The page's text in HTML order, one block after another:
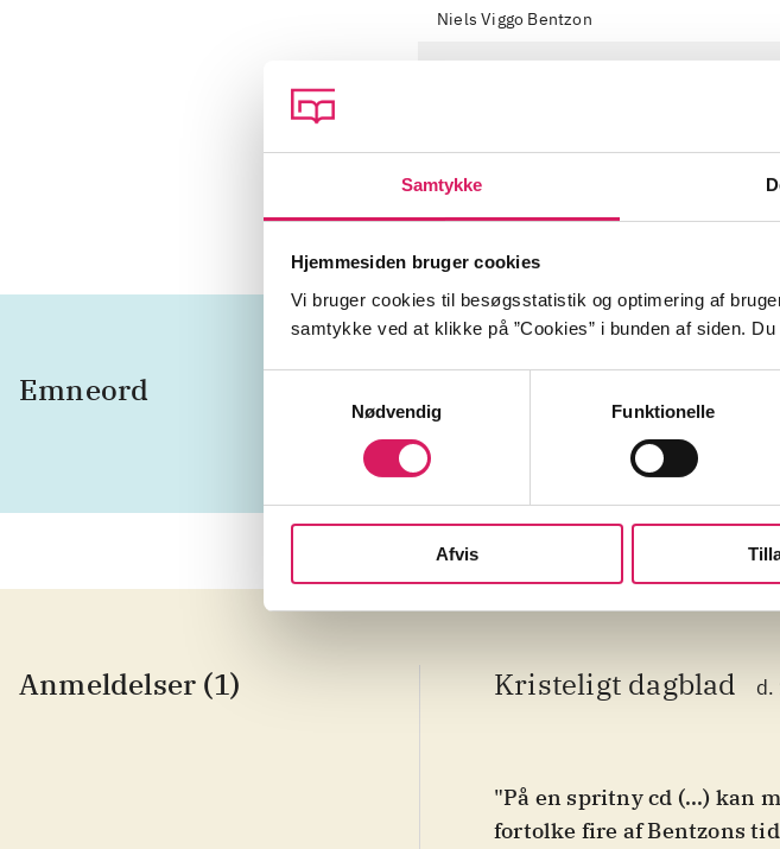
Samtykke
Hjemmesiden bruger cookies
Vi bruger cookies til besøgsstatistik og optimering af
samtykke ved at klikke på ”Cookies” i bunden af siden.
Nødvendig
Funktionelle
Afvis
Niels Viggo Bentzon
Toccata for klaver, opus 10
Niels Viggo Bentzon
Emneord
Anmeldelser (1) Kristeligt dagblad d.
"På en spritny cd (...) kan
fortolke fire af Bentzons